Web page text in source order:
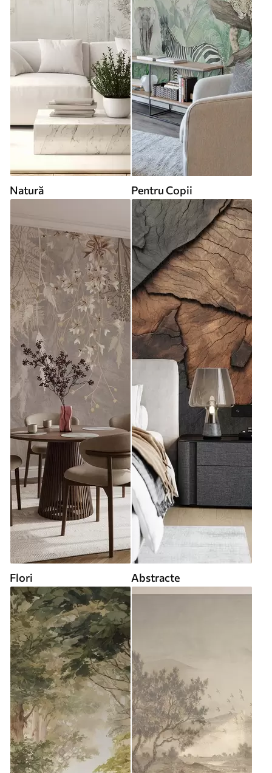
Natură Pentru Copii
Flori Abstracte